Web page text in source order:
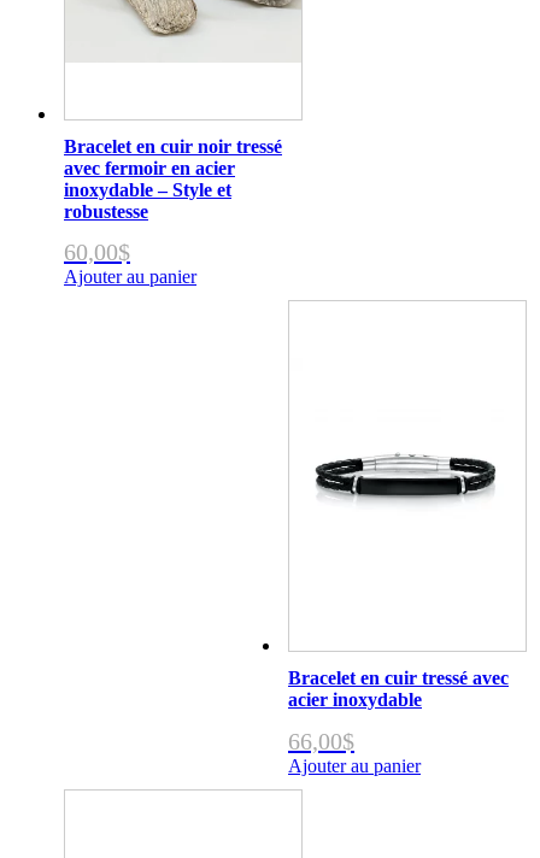
Bracelet en cuir noir tressé
avec fermoir en acier
inoxydable – Style et
robustesse
60,00$
Ajouter au panier
Bracelet en cuir tressé avec
acier inoxydable
66,00$
Ajouter au panier